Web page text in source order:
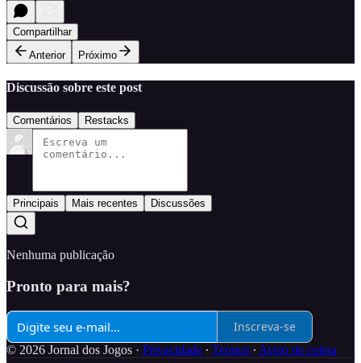
Compartilhar
Anterior
Próximo
Discussão sobre este post
Comentários Restacks
Principais Mais recentes Discussões
Nenhuma publicação
Pronto para mais?
Inscreva-se
© 2026 Jornal dos Jogos · Privacidade ∙ Termos ∙ Aviso de coleta